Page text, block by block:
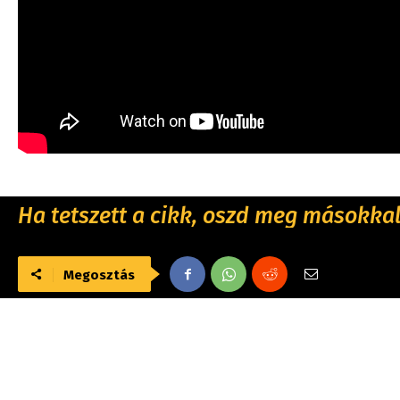
Ha tetszett a cikk, oszd meg
Megosztás